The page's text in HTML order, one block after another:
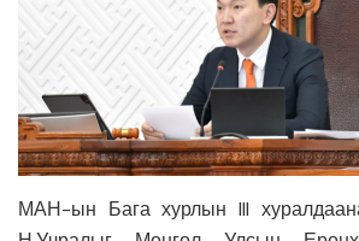
МАН-ын Бага хурлын III